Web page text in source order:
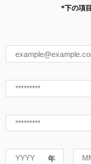
*下の項